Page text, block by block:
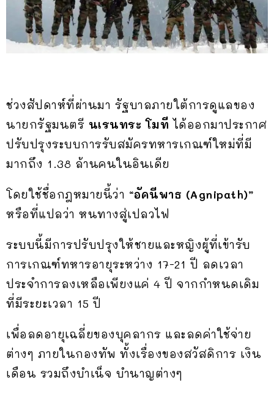
ช่วงสัปดาห์ที่ผ่านมา รัฐบาลภายใต้การดูแลของ
นายกรัฐมนตรี นเรนทระ โมที ได้ออกมาประกาศ
ปรับปรุงระบบการรับสมัครทหารเกณฑ์ใหม่ที่มี
มากถึง 1.38 ล้านคนในอินเดีย
โดยใช้ชื่อกฎหมายนี้ว่า “อัคนีพาธ (Agnipath)”
หรือที่แปลว่า หนทางสู่เปลวไฟ
ระบบนี้มีการปรับปรุงให้ชายและหญิงผู้ที่เข้ารับ
การเกณฑ์ทหารอายุระหว่าง 17-21 ปี ลดเวลา
ประจำการลงเหลือเพียงแค่ 4 ปี จากกำหนดเดิม
ที่มีระยะเวลา 15 ปี
เพื่อลดอายุเฉลี่ยของบุคลากร และลดค่าใช้จ่าย
ต่างๆ ภายในกองทัพ ทั้งเรื่องของสวัสดิการ เงิน
เดือน รวมถึงบำเน็จ บำนาญต่างๆ